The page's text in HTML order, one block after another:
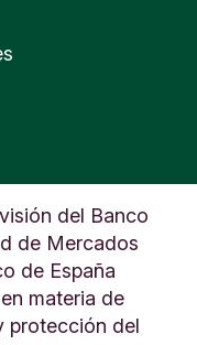
del Banco
de Mercados
de España
materia de
protección del